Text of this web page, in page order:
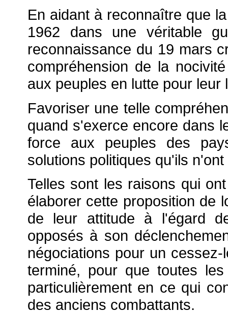
En aidant à reconnaître que
1962 dans une véritable
reconnaissance du 19 mars
compréhension de la
aux peuples en lutte pour leur
Favoriser une telle
quand s'exerce encore dans
force aux peuples des
solutions politiques qu'ils
Telles sont les raisons qui
élaborer cette proposition de
de leur attitude à l'égard
opposés à son
négociations pour un
terminé, pour que toutes
particulièrement en ce qui
des anciens combattants.